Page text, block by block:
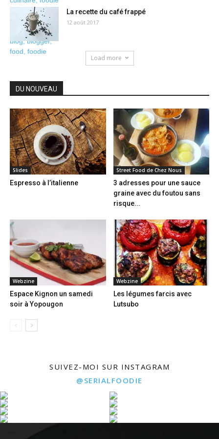
La recette du café frappé
12 août 2017
Load more
DU NOUVEAU
Slides
Espresso à l’italienne
Street Food de Chez Nous
3 adresses pour une sauce
graine avec du foutou sans
risque...
Webzine
Espace Kignon un samedi
soir à Yopougon
Webzine
Les légumes farcis avec
Lutsubo
SUIVEZ-MOI SUR INSTAGRAM
@SERIALFOODIE